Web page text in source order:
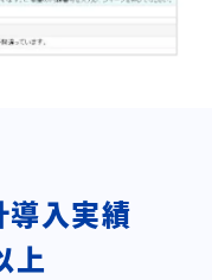
導入実績
上